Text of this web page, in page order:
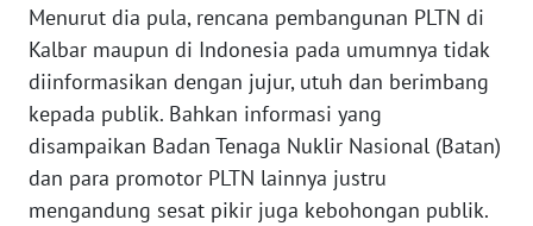
Menurut dia pula, rencana pembangunan PLTN di
Kalbar maupun di Indonesia pada umumnya tidak
diinformasikan dengan jujur, utuh dan berimbang
kepada publik. Bahkan informasi yang
disampaikan Badan Tenaga Nuklir Nasional (Batan)
dan para promotor PLTN lainnya justru
mengandung sesat pikir juga kebohongan publik.
WN
BABEL
SUMBAR
WN
SUMSEL